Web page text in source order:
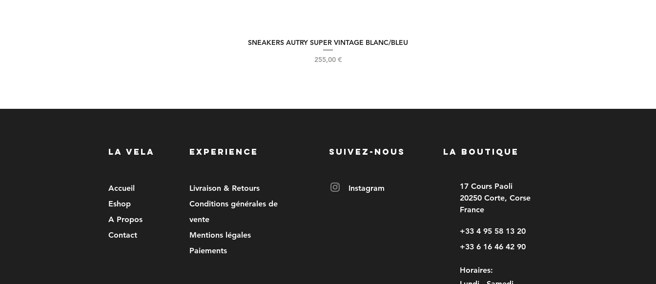
Aperçu rapide
SNEAKERS AUTRY SUPER VINTAGE BLANC/BLEU
Prix
255,00 €
LA VELA EXPERIENCE
Accueil
Eshop
A Propos
Contact
Livraison & Retours
Conditions générales de
vente
Mentions légales
Paiements
SUIVEZ-NOUS
Instagram
LA BOUTIQUE
17 Cours Paoli
20250 Corte, Corse
France
+33 4 95 58 13 20
+33 6 16 46 42 90
Horaires: